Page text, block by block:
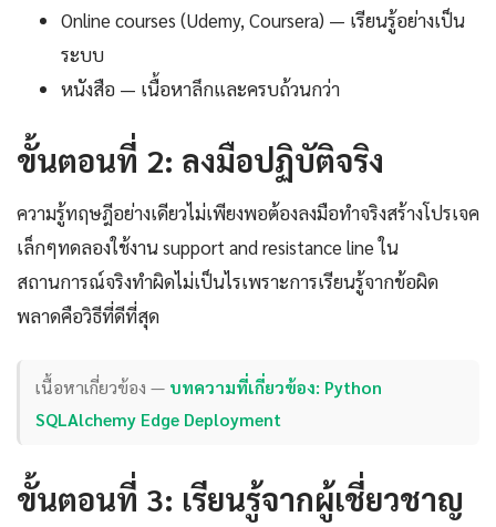
Online courses (Udemy, Coursera) — เรียนรู้อย่างเป็น
ระบบ
หนังสือ — เนื้อหาลึกและครบถ้วนกว่า
ขั้นตอนที่ 2: ลงมือปฏิบัติจริง
ความรู้ทฤษฎีอย่างเดียวไม่เพียงพอต้องลงมือทำจริงสร้างโปรเจค
เล็กๆทดลองใช้งาน support and resistance line ใน
สถานการณ์จริงทำผิดไม่เป็นไรเพราะการเรียนรู้จากข้อผิด
พลาดคือวิธีที่ดีที่สุด
เนื้อหาเกี่ยวข้อง — บทความที่เกี่ยวข้อง: Python
SQLAlchemy Edge Deployment
ขั้นตอนที่ 3: เรียนรู้จากผู้เชี่ยวชาญ